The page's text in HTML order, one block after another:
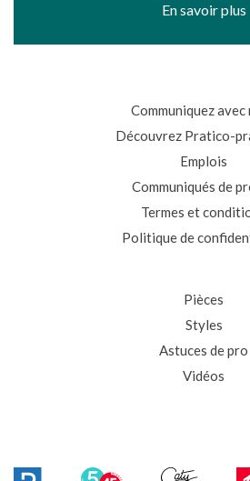
En savoir plus
Communiquez avec
Découvrez Pratico-
Emplois
Communiqués de
Termes et
Politique de
Pièces
Styles
Astuces de pro
Vidéos